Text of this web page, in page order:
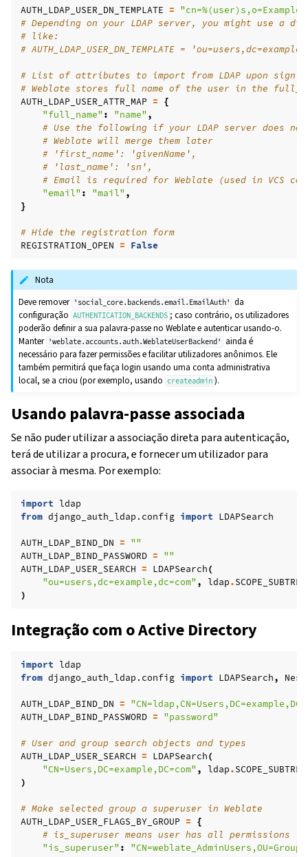
AUTH_LDAP_USER_DN_TEMPLATE = "cn=%(user)s ,o=Example"
# Depending on your LDAP server, you might use a
# like:
# AUTH_LDAP_USER_DN_TEMPLATE =
# List of attributes to import from LDAP upon sign
# Weblate stores full name of the user in the
AUTH_LDAP_USER_ATTR_MAP = {
"full_name": "name",
# Use the following if your LDAP server does
# Weblate will merge them later
# 'first_name': 'givenName',
# 'last_name': 'sn',
# Email is required for Weblate (used in VCS
"email": "mail",
}
# Hide the registration form
REGISTRATION_OPEN = False
Nota
Deve remover 'social_core.backends.email.EmailAuth'
da
configuração AUTHENTICATION_BACKENDS ; caso contrário, os utilizadores
poderão definir a sua palavra-passe no Weblate e autenticar usando-o.
Manter 'weblate.accounts.auth.WeblateUserBackend'
ainda é
necessário para fazer permissões e facilitar utilizadores anônimos. Ele
também permitirá que faça login usando uma conta administrativa
local, se a criou (por exemplo, usando
createadmin ).
Usando palavra-passe associada
Se não puder utilizar a associação direta para autenticação,
terá de utilizar a procura, e fornecer um utilizador para
associar à mesma. Por exemplo:
import ldap
from django_auth_ldap.config import LDAPSearch
AUTH_LDAP_BIND_DN = ""
AUTH_LDAP_BIND_PASSWORD = ""
AUTH_LDAP_USER_SEARCH = LDAPSearch(
"ou=users,dc=example,dc=com", ldap.SCOPE_SUBTREE
)
Integração com o Active Directory
import ldap
from django_auth_ldap.config import LDAPSearch,
AUTH_LDAP_BIND_DN =
AUTH_LDAP_BIND_PASSWORD = "password"
# User and group search objects and types
AUTH_LDAP_USER_SEARCH = LDAPSearch(
"CN=Users,DC=example,DC=com", ldap.SCOPE_SUBTREE
)
# Make selected group a superuser in Weblate
AUTH_LDAP_USER_FLAGS_BY_GROUP = {
# is_superuser means user has all permissions
"is_superuser":